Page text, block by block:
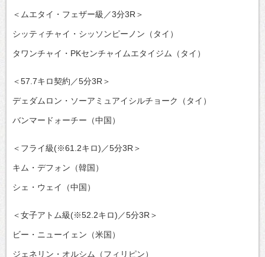
＜ムエタイ・フェザー級／3分3R＞
シッティチャイ・シッソンピーノン（タイ）
タワンチャイ・PKセンチャイムエタイジム（タイ）
＜57.7キロ契約／5分3R＞
デェダムロン・ソーアミュアイシルチョーク（タイ）
バンマードォーチー（中国）
＜フライ級(※61.2キロ)／5分3R＞
キム・デフォン（韓国）
シェ・ウェイ（中国）
＜女子アトム級(※52.2キロ)／5分3R＞
ビー・ニューイェン（米国）
ジェネリン・オルシム（フィリピン）